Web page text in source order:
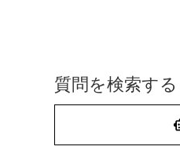
質問を検索する